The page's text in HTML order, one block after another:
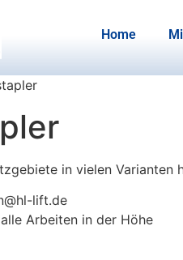
Home
in vielen Varianten
lift.de
Arbeiten in der Höhe